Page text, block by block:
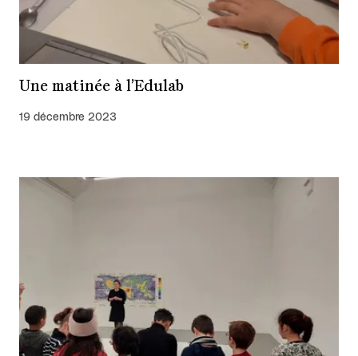
Une matinée à l’Edulab
19 décembre 2023